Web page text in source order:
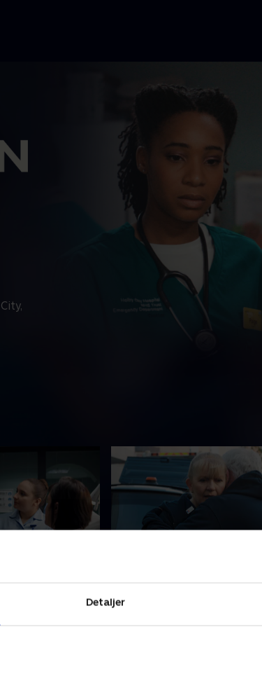
Detaljer
ender med at
på spil. Rash
med sin overfaldsmand på